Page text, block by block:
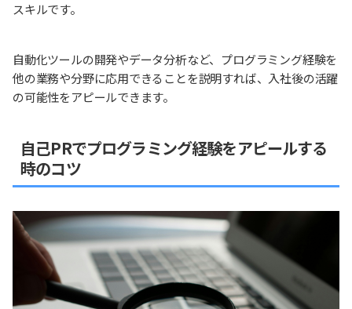
スキルです。
自動化ツールの開発やデータ分析など、プログラミング経験を
他の業務や分野に応用できることを説明すれば、入社後の活躍
の可能性をアピールできます。
自己PRでプログラミング経験をアピールする
時のコツ